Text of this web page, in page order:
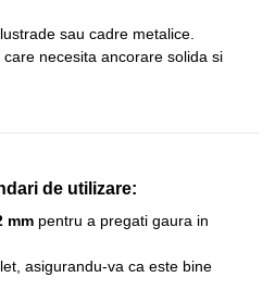
sau cadre metalice.
necesita ancorare solida si
de utilizare:
mm pentru a pregati gaura in
asigurandu-va ca este bine